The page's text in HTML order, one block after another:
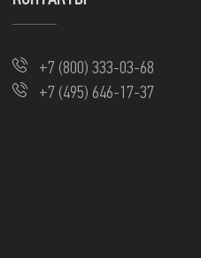
+7 (800) 333-03-68
+7 (495) 646-17-37